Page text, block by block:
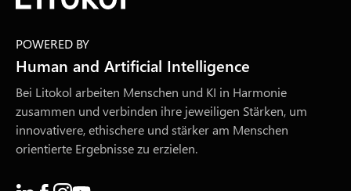
POWERED BY
Human and Artificial Intelligence
Bei Litokol arbeiten Menschen und KI in Harmonie
zusammen und verbinden ihre jeweiligen Stärken, um
innovativere, ethischere und stärker am Menschen
orientierte Ergebnisse zu erzielen.